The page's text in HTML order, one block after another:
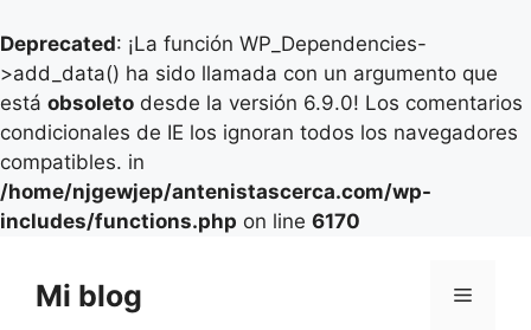
Deprecated: ¡La función WP_Dependencies-
>add_data() ha sido llamada con un argumento que
está obsoleto desde la versión 6.9.0! Los comentarios
condicionales de IE los ignoran todos los navegadores
compatibles. in
/home/njgewjep/antenistascerca.com/wp-
includes/functions.php on line 6170
contenido
Mi blog Menú